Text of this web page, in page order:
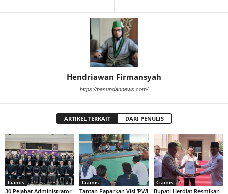
Hendriawan Firmansyah
https://pasundannews.com/
ARTIKEL TERKAIT DARI PENULIS
Ciamis
30 Pejabat Administrator
Ciamis
Tantan Paparkan Visi ‘PWI
Ciamis
Bupati Herdiat Resmikan